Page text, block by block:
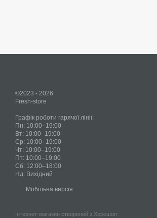
©2023 - 2026
Fresh-store
Графік роботи гарячої лінії:
Пн: 10:00–19:00
Вт: 10:00–19:00
Ср: 10:00–19:00
Чт: 10:00–19:00
Пт: 10:00–19:00
Сб: 12:00–18:00
Нд: Вихідний
Мобільна версія
Інтернет-магазин створений з Хорошоп